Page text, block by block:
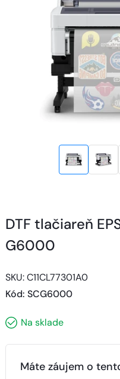
DTF tlačiareň
G6000
SKU: C11CL77301A0
Kód: SCG6000
Na sklade
Máte záujem o